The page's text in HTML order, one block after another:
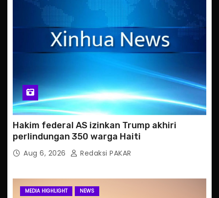
Hakim federal AS izinkan Trump akhiri
perlindungan 350 warga Haiti
Aug 6, 2026 Redaksi PAKAR
MEDIA HIGHLIGHT NEWS